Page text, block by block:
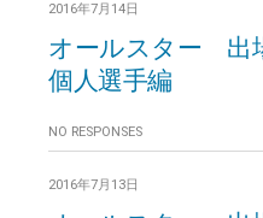
2016年7月14日
オールスター
個人選手編
NO RESPONSES
2016年7月13日